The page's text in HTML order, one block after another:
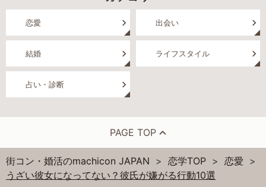
恋愛 出会い
結婚 ライフスタイル
占い・診断
PAGE TOP
街コン・婚活のmachicon JAPAN 恋学TOP
恋愛
うざい彼女になってない？彼氏が嫌がる行動10選